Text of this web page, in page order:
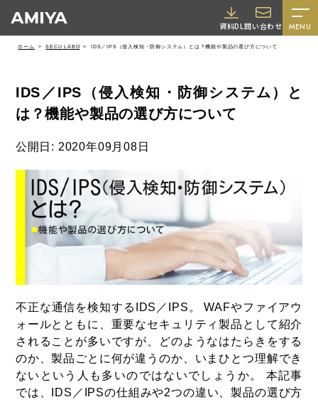
A
M
A
資料DL問い合わせ MENU
採用情報
ホーム SECU LABO IDS／IPS（侵入検知・防御システム）とは？機能や製品の選び方について
IDS／IPS（侵入検知・防御システム）と
は？機能や製品の選び方について
公開日: 2020年09月08日
不正な通信を検知するIDS／IPS。 WAFやファイアウ
ォールとともに、重要なセキュリティ製品として紹介
されることが多いですが、どのようなはたらきをする
のか、製品ごとに何が違うのか、いまひとつ理解でき
ないという人も多いのではないでしょうか。 本記事
では、IDS／IPSの仕組みや2つの違い、製品の選び方